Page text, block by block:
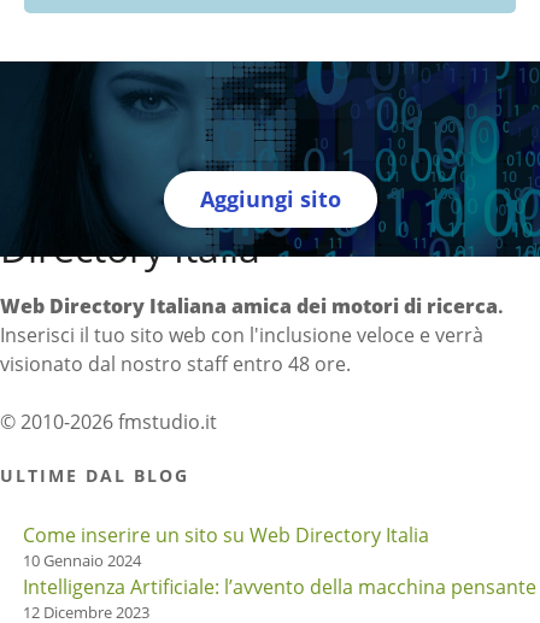
Aggiungi sito
Directory Italia
Web Directory Italiana amica dei motori di ricerca.
Inserisci il tuo sito web con l'inclusione veloce e verrà
visionato dal nostro staff entro 48 ore.
© 2010-2026 fmstudio.it
ULTIME DAL BLOG
Come inserire un sito su Web Directory Italia
10 Gennaio 2024
Intelligenza Artificiale: l’avvento della macchina pensante
12 Dicembre 2023